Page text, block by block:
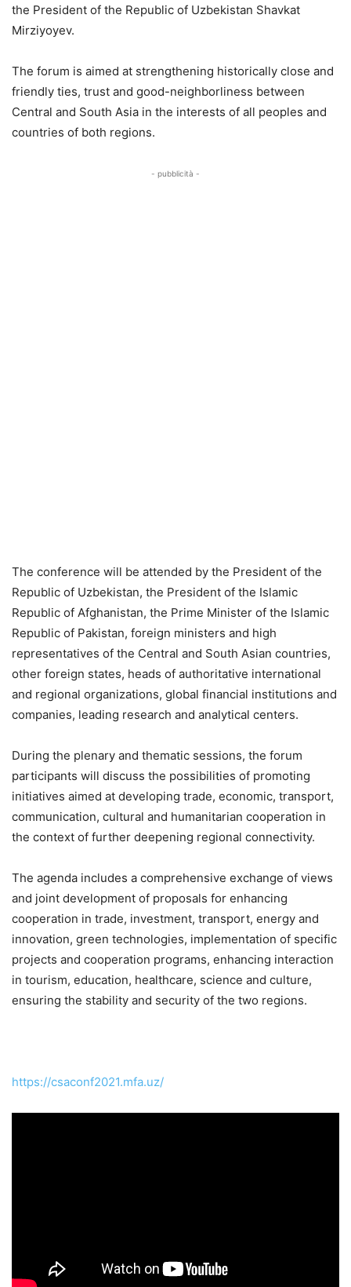
the President of the Republic of Uzbekistan Shavkat
Mirziyoyev.
The forum is aimed at strengthening historically close and
friendly ties, trust and good-neighborliness between
Central and South Asia in the interests of all peoples and
countries of both regions.
- pubblicità -
The conference will be attended by the President of the
Republic of Uzbekistan, the President of the Islamic
Republic of Afghanistan, the Prime Minister of the Islamic
Republic of Pakistan, foreign ministers and high
representatives of the Central and South Asian countries,
other foreign states, heads of authoritative international
and regional organizations, global financial institutions and
companies, leading research and analytical centers.
During the plenary and thematic sessions, the forum
participants will discuss the possibilities of promoting
initiatives aimed at developing trade, economic, transport,
communication, cultural and humanitarian cooperation in
the context of further deepening regional connectivity.
The agenda includes a comprehensive exchange of views
and joint development of proposals for enhancing
cooperation in trade, investment, transport, energy and
innovation, green technologies, implementation of specific
projects and cooperation programs, enhancing interaction
in tourism, education, healthcare, science and culture,
ensuring the stability and security of the two regions.
https://csaconf2021.mfa.uz/